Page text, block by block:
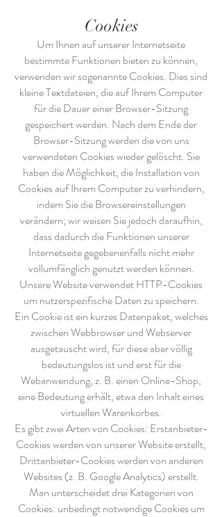
Cookies
Um Ihnen auf unserer Internetseite
bestimmte Funktionen bieten zu können,
verwenden wir sogenannte Cookies. Dies sind
kleine Textdateien, die auf Ihrem Computer
für die Dauer einer Browser-Sitzung
gespeichert werden. Nach dem Ende der
Browser-Sitzung werden die von uns
verwendeten Cookies wieder gelöscht. Sie
haben die Möglichkeit, die Installation von
Cookies auf Ihrem Computer zu verhindern,
indem Sie die Browsereinstellungen
verändern; wir weisen Sie jedoch daraufhin,
dass dadurch die Funktionen unserer
Internetseite gegebenenfalls nicht mehr
vollumfänglich genutzt werden können.
Unsere Website verwendet HTTP-Cookies
um nutzerspezifische Daten zu speichern.
Ein Cookie ist ein kurzes Datenpaket, welches
zwischen Webbrowser und Webserver
ausgetauscht wird, für diese aber völlig
bedeutungslos ist und erst für die
Webanwendung, z. B. einen Online-Shop,
eine Bedeutung erhält, etwa den Inhalt eines
virtuellen Warenkorbes.
Es gibt zwei Arten von Cookies: Erstanbieter-
Cookies werden von unserer Website erstellt,
Drittanbieter-Cookies werden von anderen
Websites (z. B. Google Analytics) erstellt.
Man unterscheidet drei Kategorien von
Cookies: unbedingt notwendige Cookies um